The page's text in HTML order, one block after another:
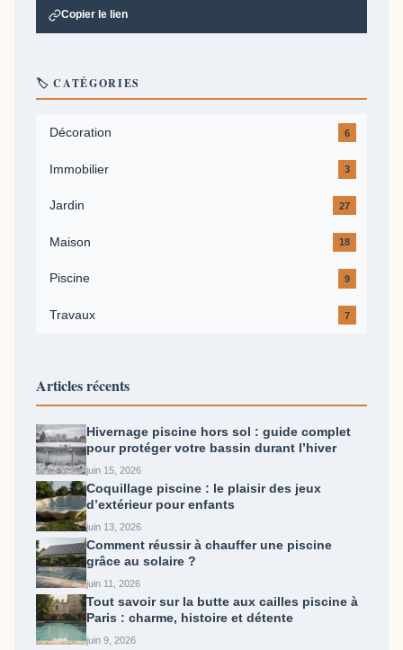
Copier le lien
🏷️ CATÉGORIES
Décoration 6
Immobilier 3
Jardin 27
Maison 18
Piscine 9
Travaux 7
Articles récents
Hivernage piscine hors sol : guide complet
pour protéger votre bassin durant l’hiver
juin 15, 2026
Coquillage piscine : le plaisir des jeux
d’extérieur pour enfants
juin 13, 2026
Comment réussir à chauffer une piscine
grâce au solaire ?
juin 11, 2026
Tout savoir sur la butte aux cailles piscine​ à
Paris : charme, histoire et détente
juin 9, 2026